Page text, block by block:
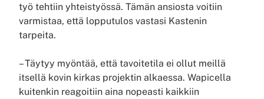
työ tehtiin yhteistyössä. Tämän ansiosta voitiin
varmistaa, että lopputulos vastasi Kastenin
tarpeita.
– Täytyy myöntää, että tavoitetila ei ollut meillä
itsellä kovin kirkas projektin alkaessa. Wapicella
kuitenkin reagoitiin aina nopeasti kaikkiin